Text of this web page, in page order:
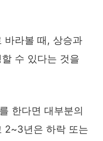
바라볼 때, 상승과
수 있다는 것을
한다면 대부분의
2~3년은 하락 또는